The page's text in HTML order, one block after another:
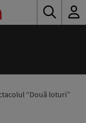
“Două loturi”